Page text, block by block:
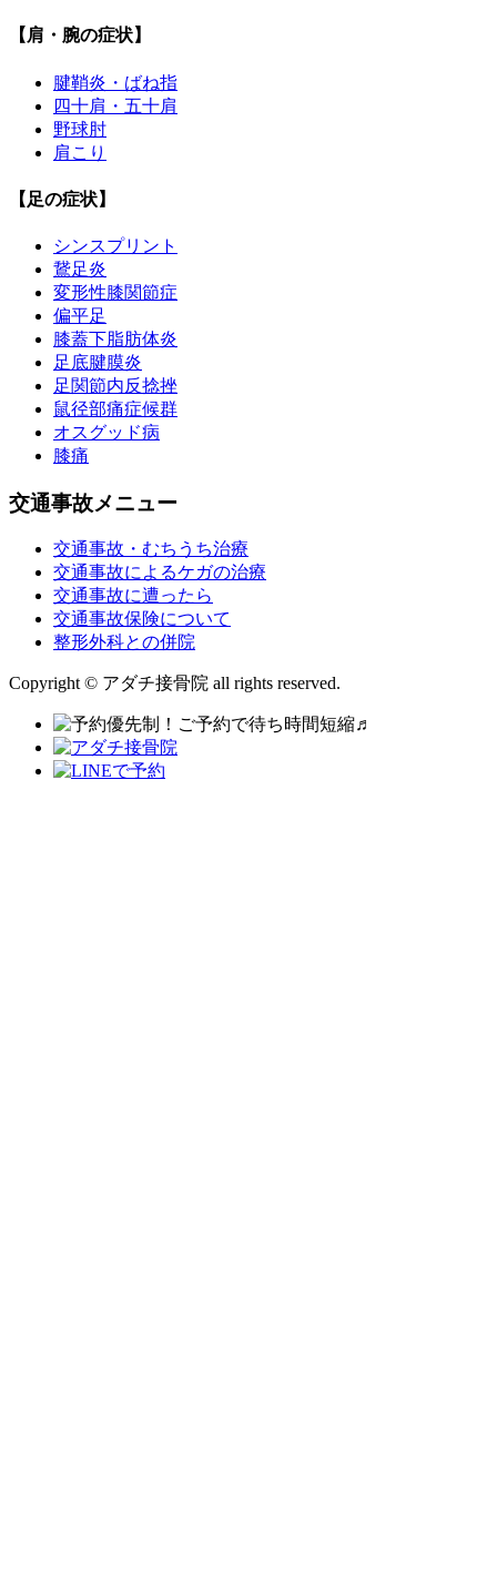
【肩・腕の症状】
腱鞘炎・ばね指
四十肩・五十肩
野球肘
肩こり
【足の症状】
シンスプリント
鵞足炎
変形性膝関節症
偏平足
膝蓋下脂肪体炎
足底腱膜炎
足関節内反捻挫
鼠径部痛症候群
オスグッド病
膝痛
交通事故メニュー
交通事故・むちうち治療
交通事故によるケガの治療
交通事故に遭ったら
交通事故保険について
整形外科との併院
Copyright © アダチ接骨院 all rights reserved.